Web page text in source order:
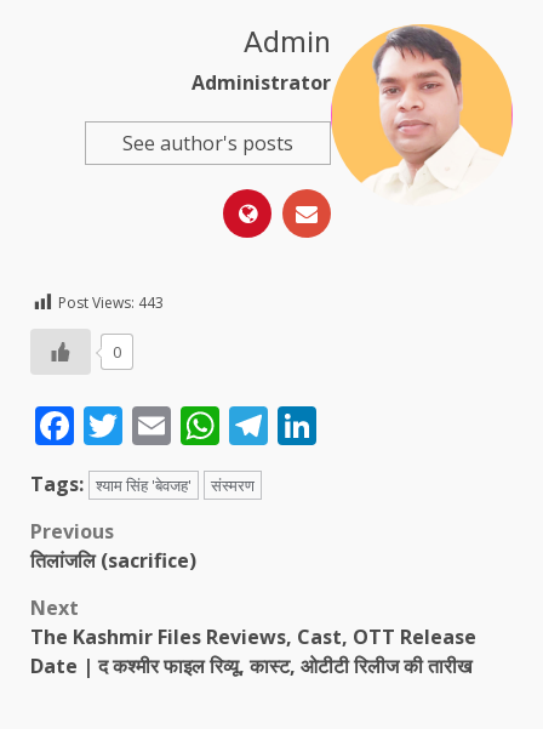
Admin
Administrator
See author's posts
Post Views: 443
0
Facebook
Twitter
EmailWhatsApp
Telegram
Tags: श्याम सिंह 'बेवजह' संस्मरण
Post
Previous
तिलांजलि (sacrifice)
Next
The Kashmir Files Reviews, Cast, OTT Release
Date | द कश्मीर फाइल रिव्यू, कास्ट, ओटीटी रिलीज की तारीख